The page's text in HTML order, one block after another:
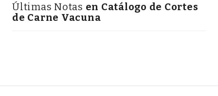
Últimas Notas en Catálogo de Cortes
de Carne Vacuna